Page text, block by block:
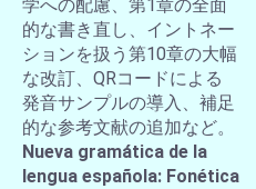
学への配慮、第1章の全面
的な書き直し、イントネー
ションを扱う第10章の大幅
な改訂、QRコードによる
発音サンプルの導入、補足
的な参考文献の追加など。
Nueva gramática de la
lengua española: Fonética